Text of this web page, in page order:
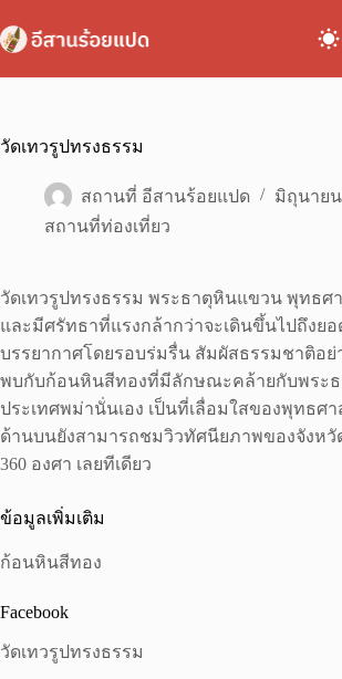
to
content
วัดเทวรูปทรงธรรม
สถานที่ อีสานร้อยแปด
มิถุนายน
สถานที่ท่องเที่ยว
วัดเทวรูปทรงธรรม พระธาตุหินแขวน พุทธศ
และมีศรัทธาที่แรงกล้ากว่าจะเดินขึ้นไปถึงยอ
บรรยากาศโดยรอบร่มรื่น สัมผัสธรรมชาติอย่
พบกับก้อนหินสีทองที่มีลักษณะคล้ายกับพระ
ประเทศพม่านั่นเอง เป็นที่เลื่อมใสของพุทธศ
ด้านบนยังสามารถชมวิวทัศนียภาพของจังหวั
360 องศา เลยทีเดียว
ข้อมูลเพิ่มเติม
ก้อนหินสีทอง
Facebook
วัดเทวรูปทรงธรรม